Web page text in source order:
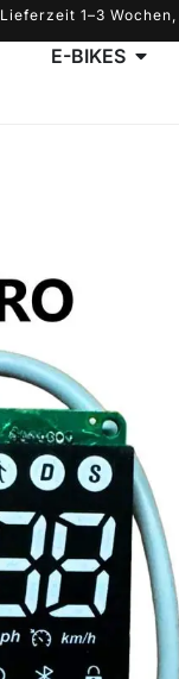
Lieferzeit 1–3
E-BIKES